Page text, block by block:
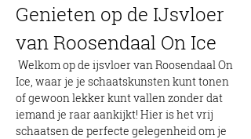
Genieten op de IJsvloer
van Roosendaal On Ice
Ice, waar je je schaatskunsten kunt tonen
of gewoon lekker kunt vallen zonder dat
iemand je raar aankijkt! Hier is het vrij
schaatsen de perfecte gelegenheid om je